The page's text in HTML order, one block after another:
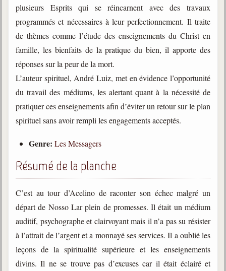
Documents
Bulletins "Le Spiritisme"
Journal trimestriel
Newsletters
trimestrielles
Sujets du mois
Citations
Maximes
Enregistrements
Enseignement
Cours dispensés au Centre
L'Agora
Posez-nous des questions
Consultez les réponses
plusieurs Esprits qui se réincarnent avec des travaux
programmés et nécessaires à leur perfectionnement. Il traite
de thèmes comme l’étude des enseignements du Christ en
famille, les bienfaits de la pratique du bien, il apporte des
réponses sur la peur de la mort.
L’auteur spirituel, André Luiz, met en évidence l’opportunité
du travail des médiums, les alertant quant à la nécessité de
pratiquer ces enseignements afin d’éviter un retour sur le plan
spirituel sans avoir rempli les engagements acceptés.
Genre: Les Messagers
Résumé de la planche
C’est au tour d’Acelino de raconter son échec malgré un
départ de Nosso Lar plein de promesses. Il était un médium
auditif, psychographe et clairvoyant mais il n’a pas su résister
à l’attrait de l’argent et a monnayé ses services. Il a oublié les
leçons de la spiritualité supérieure et les enseignements
divins. Il ne se trouve pas d’excuses car il était éclairé et